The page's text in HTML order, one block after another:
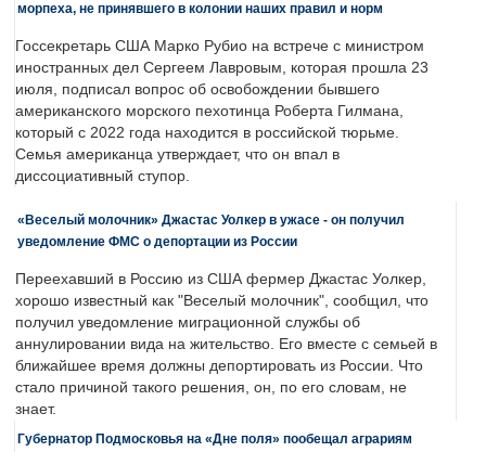
морпеха, не принявшего в колонии наших правил и норм
Госсекретарь США Марко Рубио на встрече с министром
иностранных дел Сергеем Лавровым, которая прошла 23
июля, подписал вопрос об освобождении бывшего
американского морского пехотинца Роберта Гилмана,
который с 2022 года находится в российской тюрьме.
Семья американца утверждает, что он впал в
диссоциативный ступор.
«Веселый молочник» Джастас Уолкер в ужасе - он получил
уведомление ФМС о депортации из России
Переехавший в Россию из США фермер Джастас Уолкер,
хорошо известный как "Веселый молочник", сообщил, что
получил уведомление миграционной службы об
аннулировании вида на жительство. Его вместе с семьей в
ближайшее время должны депортировать из России. Что
стало причиной такого решения, он, по его словам, не
знает.
Губернатор Подмосковья на «Дне поля» пообещал аграриям